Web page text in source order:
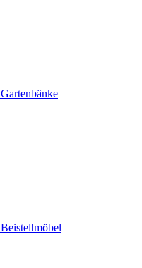
Gartenbänke
Beistellmöbel